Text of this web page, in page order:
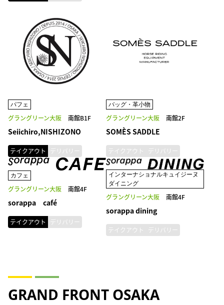
パフェ
グラングリーン大阪 南館B1F
Seiichiro,NISHIZONO
テイクアウト デリバリー
バッグ・革小物
グラングリーン大阪 南館2F
SOMÈS SADDLE
テイクアウト デリバリー
カフェ
グラングリーン大阪 南館4F
sorappa café
テイクアウト デリバリー
インターナショナルキュイジーヌ
ダイニング
グラングリーン大阪 南館4F
sorappa dining
テイクアウト デリバリー
GRAND FRONT OSAKA